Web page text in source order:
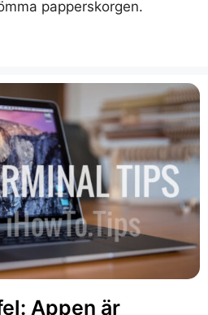
papperskorgen.
Appen är